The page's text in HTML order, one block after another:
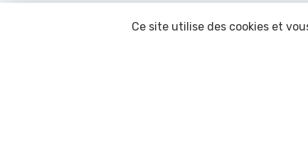
Décembre 2024
Janvier 2025
Juillet 2025
Ce site utilise des cookies et